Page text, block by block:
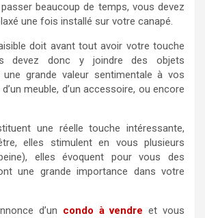
passer beaucoup de temps, vous devez
une fois installé sur votre canapé.
doit avant tout avoir votre touche
devez donc y joindre des objets
une grande valeur sentimentale à vos
meuble, d’un accessoire, ou encore
une réelle touche intéressante,
elles stimulent en vous plusieurs
elles évoquent pour vous des
une grande importance dans votre
d’un condo à vendre et vous